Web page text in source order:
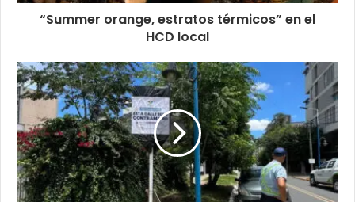
“Summer orange, estratos térmicos” en el
HCD local